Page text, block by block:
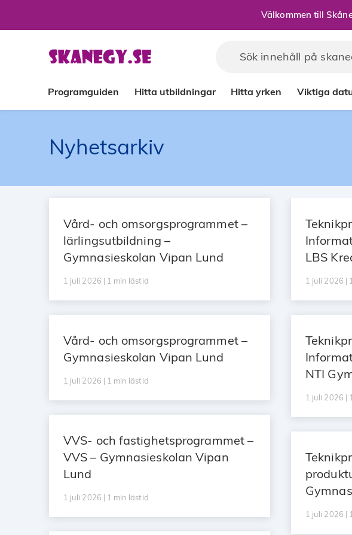
Välkommen till
Programguiden Hitta utbildningar Hitta yrken Viktiga
Nyhetsarkiv
Vård- och omsorgsprogrammet –
lärlingsutbildning –
Gymnasieskolan Vipan Lund
1 juli 2026 | 1 min lästid
Vård- och omsorgsprogrammet –
Gymnasieskolan Vipan Lund
1 juli 2026 | 1 min lästid
VVS- och fastighetsprogrammet –
VVS – Gymnasieskolan Vipan
Lund
1 juli 2026 | 1 min lästid
LBS
1 juli 2026 |
NTI
1 juli 2026 |
1 juli 2026 |